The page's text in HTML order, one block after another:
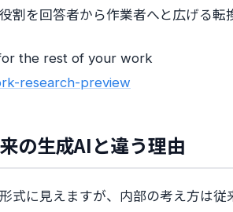
割を回答者から作業者へと広げる転
the rest of your work
research-preview
の生成AIと違う理由
に見えますが、内部の考え方は従